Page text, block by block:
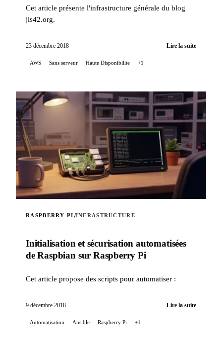
Cet article présente l'infrastructure générale du blog
jls42.org.
23 décembre 2018 Lire la suite
AWS Sans serveur Haute Disponibilite +1
RASPBERRY PI/INFRASTRUCTURE
Initialisation et sécurisation automatisées
de Raspbian sur Raspberry Pi
Cet article propose des scripts pour automatiser :
9 décembre 2018 Lire la suite
Automatisation Ansible Raspberry Pi +1